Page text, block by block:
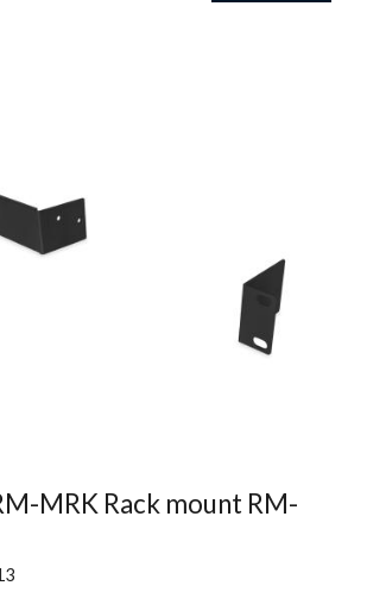
MRK Rack mount RM-